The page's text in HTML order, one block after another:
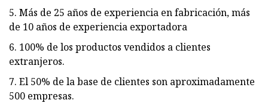
5. Más de 25 años de experiencia en fabricación, más
de 10 años de experiencia exportadora
6. 100% de los productos vendidos a clientes
extranjeros.
7. El 50% de la base de clientes son aproximadamente
500 empresas.